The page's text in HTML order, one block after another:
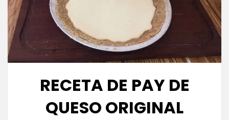
RECETA DE PAY DE
QUESO ORIGINAL